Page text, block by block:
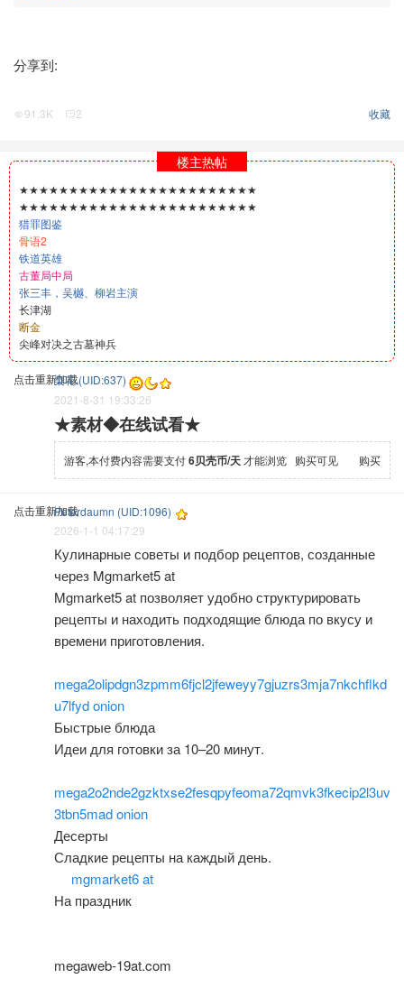
分享到:
91.3K 2 收藏
楼主热帖
★★★★★★★★★★★★★★★★★★★★★★★★
★★★★★★★★★★★★★★★★★★★★★★★★
猎罪图鉴
骨语2
铁道英雄
古董局中局
张三丰，吴樾、柳岩主演
长津湖
断金
尖峰对决之古墓神兵
点击重新加载梨花 (UID:637)
2021-8-31 19:33:26
★素材◆在线试看★
游客,本付费内容需要支付6贝壳币/天 才能浏览 购买可见 购买
点击重新加载Peterdaumn (UID:1096)
2026-1-1 04:17:29
Кулинарные советы и подбор рецептов, созданные
через Mgmarket5 at
Mgmarket5 at позволяет удобно структурировать
рецепты и находить подходящие блюда по вкусу и
времени приготовления.
mega2olipdgn3zpmm6fjcl2jfeweyy7gjuzrs3mja7nkchflkd
u7lfyd onion
Быстрые блюда
Идеи для готовки за 10–20 минут.
mega2o2nde2gzktxse2fesqpyfeoma72qmvk3fkecip2l3uv
3tbn5mad onion
Десерты
Сладкие рецепты на каждый день.
mgmarket6 at
На праздник
megaweb-19at.com